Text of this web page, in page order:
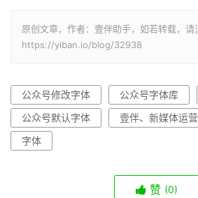
原创文章，作者：壹伴助手，如若转载，请
https://yiban.io/blog/32938
公众号修改字体 公众号字体库
公众号默认字体
壹伴、新媒体运营
字体
赞 (0)